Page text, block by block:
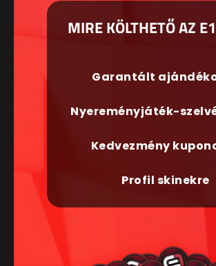
MIRE KÖLTHETŐ AZ
Garantált
Nyereményjáték-
Kedvezmény
Profil skinekre